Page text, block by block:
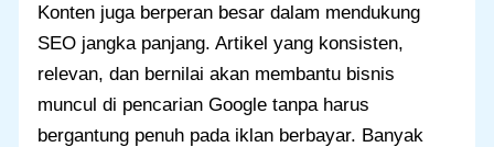
Konten juga berperan besar dalam mendukung
SEO jangka panjang. Artikel yang konsisten,
relevan, dan bernilai akan membantu bisnis
muncul di pencarian Google tanpa harus
bergantung penuh pada iklan berbayar. Banyak